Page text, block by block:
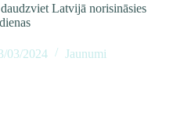
Latvijā norisināsies
03/2024 Jaunumi